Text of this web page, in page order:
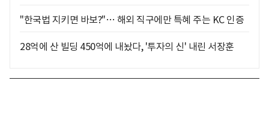
"한국법 지키면 바보?"… 해외 직구에만 특혜 주는 KC 인증
28억에 산 빌딩 450억에 내놨다, '투자의 신' 내린 서장훈